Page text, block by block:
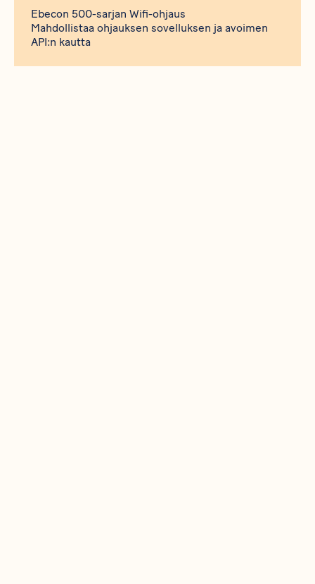
Ebecon 500-sarjan Wifi-ohjaus
Mahdollistaa ohjauksen sovelluksen ja avoimen
API:n kautta